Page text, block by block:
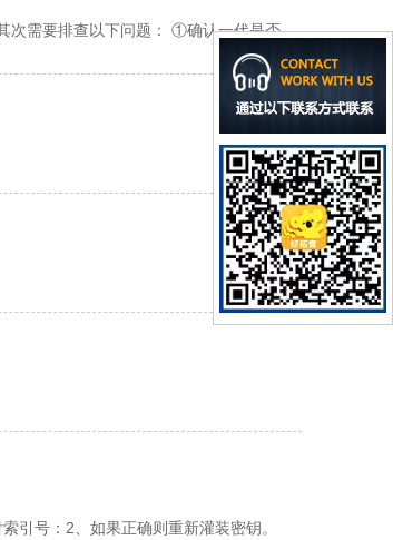
次需要排查以下问题： ①确认一代是否
引号：2、如果正确则重新灌装密钥。